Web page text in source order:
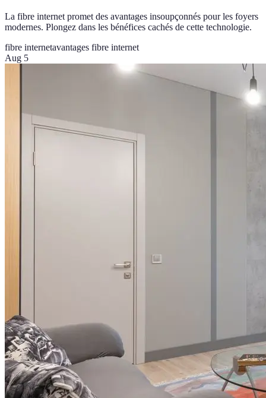
La fibre internet promet des avantages insoupçonnés pour les foyers
modernes. Plongez dans les bénéfices cachés de cette technologie.
fibre internetavantages fibre internet
Aug 5